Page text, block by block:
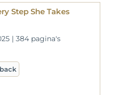
Step She Takes
| 384 pagina's